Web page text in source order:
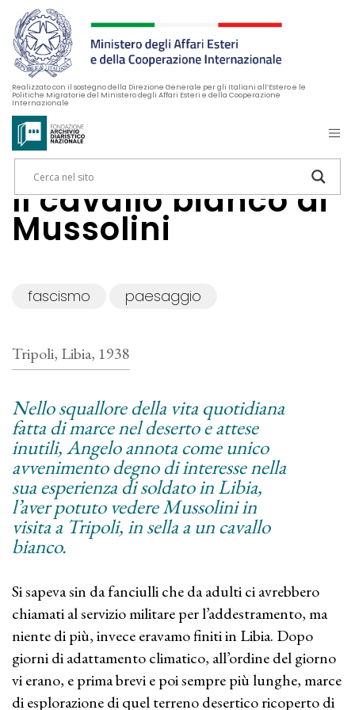
Realizzato con il sostegno della Direzione Generale per gli Italiani all’Estero e le
Politiche Migratorie del Ministero degli Affari Esteri e della Cooperazione
Internazionale
Il cavallo bianco di
Mussolini
fascismo paesaggio
Tripoli, Libia, 1938
Nello squallore della vita quotidiana
fatta di marce nel deserto e attese
inutili, Angelo annota come unico
avvenimento degno di interesse nella
sua esperienza di soldato in Libia,
l’aver potuto vedere Mussolini in
visita a Tripoli, in sella a un cavallo
bianco.
Si sapeva sin da fanciulli che da adulti ci avrebbero
chiamati al servizio militare per l’addestramento, ma
niente di più, invece eravamo finiti in Libia. Dopo
giorni di adattamento climatico, all’ordine del giorno
vi erano, e prima brevi e poi sempre più lunghe, marce
di esplorazione di quel terreno desertico ricoperto di